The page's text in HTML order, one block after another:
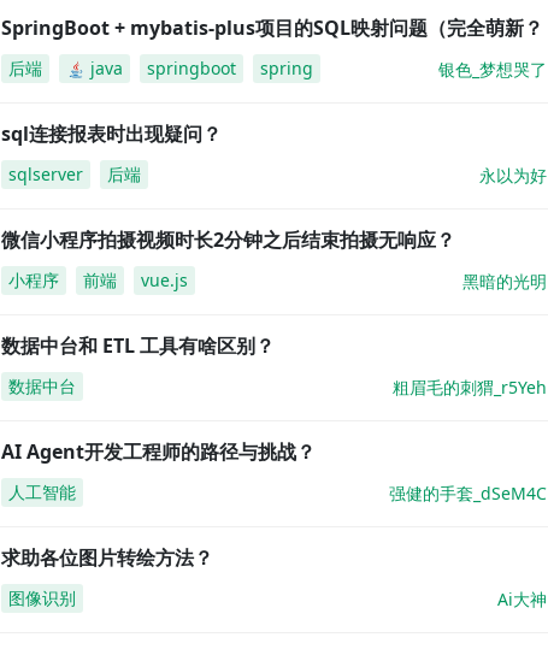
SpringBoot + mybatis-plus项目的SQL映射问题（完全萌新？
后端 java springboot spring 银色_梦想哭了
sql连接报表时出现疑问？
sqlserver 后端 永以为好
微信小程序拍摄视频时长2分钟之后结束拍摄无响应？
小程序 前端 vue.js 黑暗的光明
数据中台和 ETL 工具有啥区别？
数据中台 粗眉毛的刺猬_r5Yeh
AI Agent开发工程师的路径与挑战？
人工智能 强健的手套_dSeM4C
求助各位图片转绘方法？
图像识别 Ai大神